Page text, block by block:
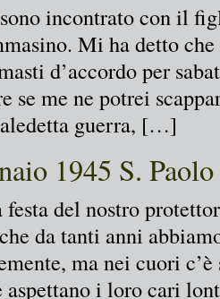
incontrato con il
Mi ha detto
d’accordo per
se me ne potrei
guerra, […]
1945 S. Paolo
del nostro
da tanti anni
ma nei cuori
aspettano i loro cari